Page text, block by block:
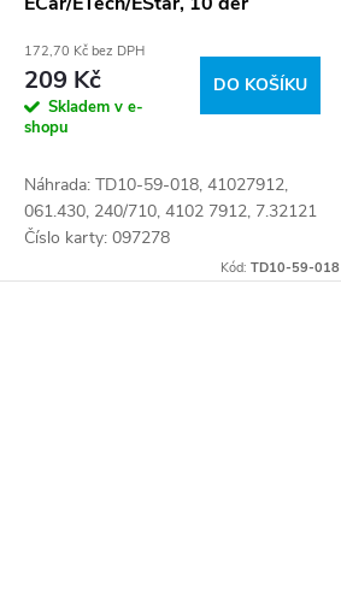
172,70 Kč bez DPH
209 Kč
Skladem v e-
shopu
DO KOŠÍKU
Náhrada: TD10-59-018, 41027912,
061.430, 240/710, 4102 7912, 7.32121
Číslo karty: 097278
Kód: TD10-59-018